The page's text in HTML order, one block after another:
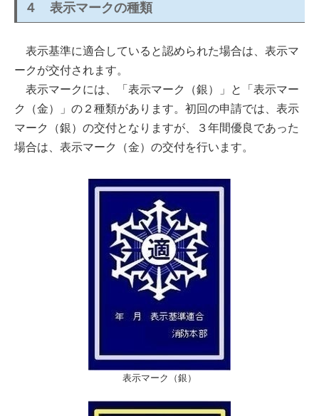
４ 表示マークの種類
表示基準に適合していると認められた場合は、表示マ
ークが交付されます。
表示マークには、「表示マーク（銀）」と「表示マー
ク（金）」の２種類があります。初回の申請では、表示
マーク（銀）の交付となりますが、３年間優良であった
場合は、表示マーク（金）の交付を行います。
表示マーク（銀）